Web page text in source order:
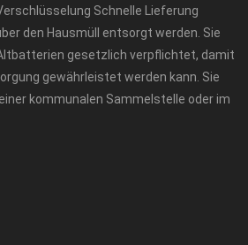
Schnelle Lieferung
den Hausmüll entsorgt werden. Sie
gesetzlich verpflichtet, damit
gewährleistet werden kann. Sie
kommunalen Sammelstelle oder im